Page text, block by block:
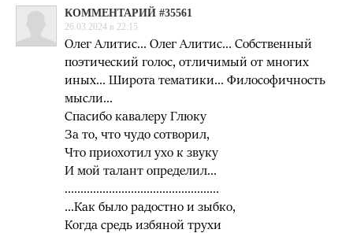
КОММЕНТАРИЙ #35561
26.03.2024 в 22:15
Олег Алитис... Олег Алитис... Собственный
поэтический голос, отличимый от многих
иных... Широта тематики... Философичность
мысли...
Спасибо кавалеру Глюку
За то, что чудо сотворил,
Что приохотил ухо к звуку
И мой талант определил...
.................................................
...Как было радостно и зыбко,
Когда средь избяной трухи